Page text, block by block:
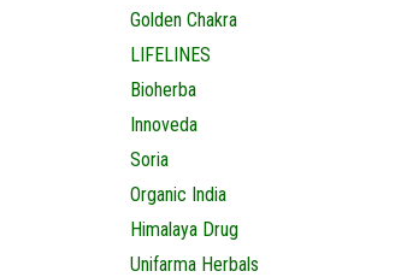
Golden Chakra
LIFELINES
Bioherba
Innoveda
Soria
Organic India
Himalaya Drug
Unifarma Herbals